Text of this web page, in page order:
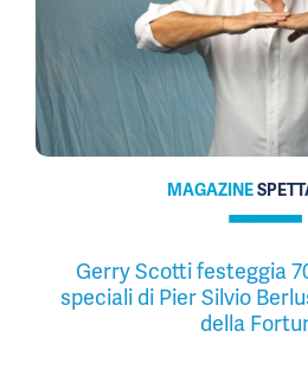
MAGAZINE
Gerry Scotti festeggia
speciali di Pier Silvio
della